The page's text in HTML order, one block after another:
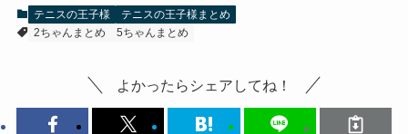
テニスの王子様
テニスの王子様まとめ
2ちゃんまとめ
5ちゃんまとめ
よかったらシェアしてね！